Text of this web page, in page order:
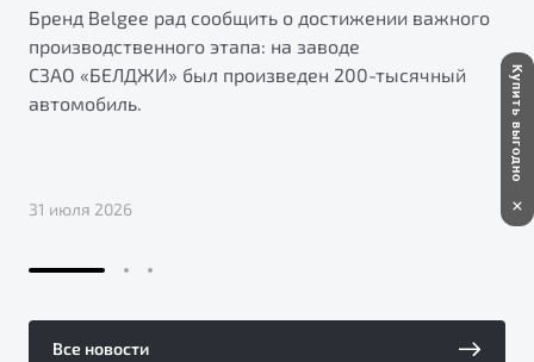
Бренд Belgee рад сообщить о достижении важного
производственного этапа: на заводе
СЗАО «БЕЛДЖИ» был произведен 200-тысячный
автомобиль.
31 июля 2026
Все новости
Купить выгодно